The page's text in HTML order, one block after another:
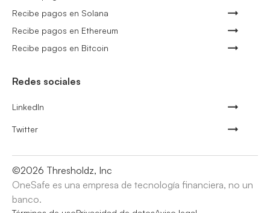
Recibe pagos en Solana
Recibe pagos en Ethereum
Recibe pagos en Bitcoin
Redes sociales
LinkedIn
Twitter
©2026 Thresholdz, Inc
OneSafe es una empresa de tecnología financiera, no un
banco.